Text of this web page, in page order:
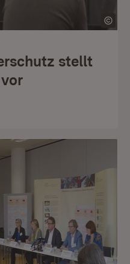
stellt